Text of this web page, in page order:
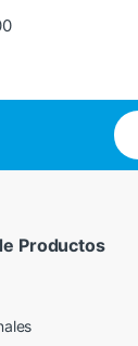
Productos